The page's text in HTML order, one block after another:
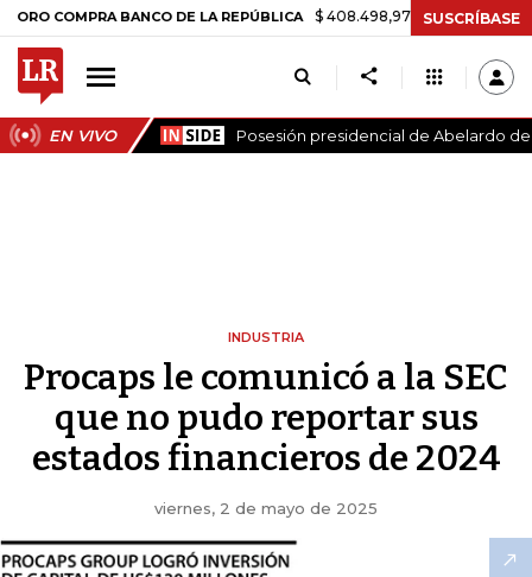
BANCO DE LA REPÚBLICA $ 408.498,97 +$ 8.753,81 +2,19%
SUSCRÍBASE
EN VIVO Posesión presidencial de Abelardo de
INDUSTRIA
Procaps le comunicó a la SEC
que no pudo reportar sus
estados financieros de 2024
viernes, 2 de mayo de 2025